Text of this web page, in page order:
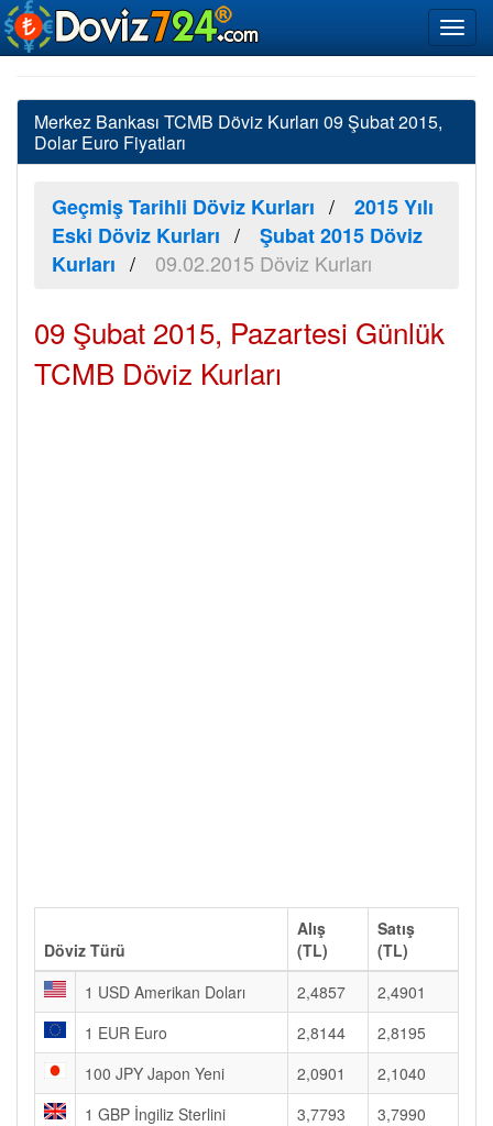
Merkez Bankası TCMB Döviz Kurları 09 Şubat 2015,
Dolar Euro Fiyatları
Geçmiş Tarihli Döviz Kurları
2015 Yılı
Eski Döviz Kurları
Şubat 2015 Döviz
Kurları
09.02.2015 Döviz Kurları
09 Şubat 2015, Pazartesi Günlük
TCMB Döviz Kurları
Döviz Türü
Alış
(TL)
Satış
(TL)
1 USD Amerikan Doları
2,4857
2,4901
1 EUR Euro
2,8144
2,8195
100 JPY Japon Yeni
2,0901
2,1040
1 GBP İngiliz Sterlini
3,7793
3,7990